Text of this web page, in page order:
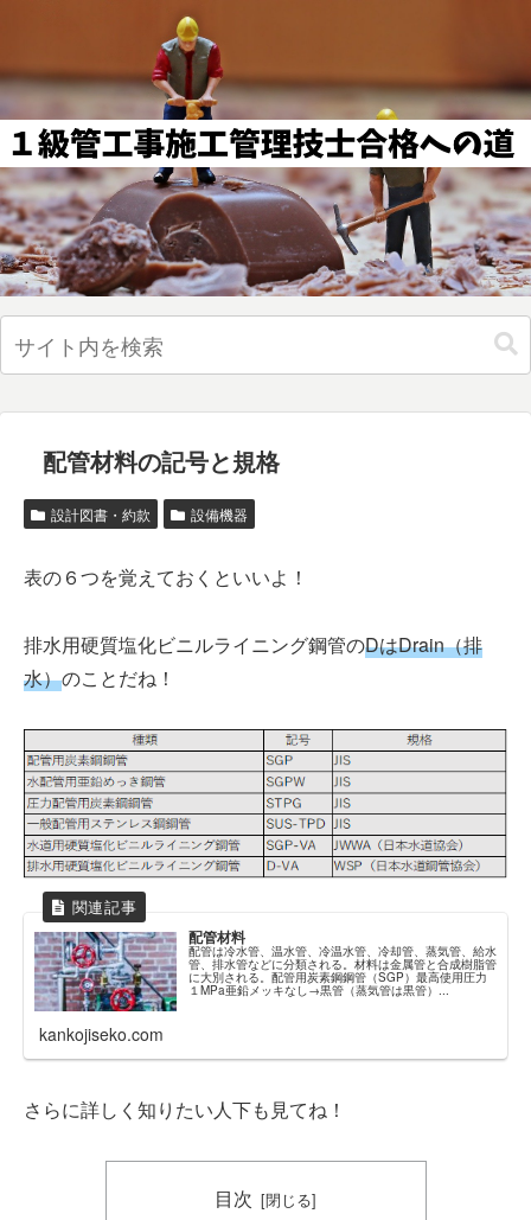
配管材料の記号と規格
設計図書・約款 設備機器
表の６つを覚えておくといいよ！
排水用硬質塩化ビニルライニング鋼管のDはDrain（排
水）のことだね！
配管材料
配管は冷水管、温水管、冷温水管、冷却管、蒸気管、給水
管、排水管などに分類される。材料は金属管と合成樹脂管
に大別される。配管用炭素鋼鋼管（SGP）最高使用圧力
１MPa亜鉛メッキなし→黒管（蒸気管は黒管）...
kankojiseko.com
さらに詳しく知りたい人下も見てね！
目次